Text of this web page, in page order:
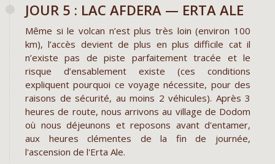
JOUR 5 : LAC AFDERA — ERTA ALE
Même si le volcan n’est plus très loin (environ 100
km), l’accès devient de plus en plus difficile cat il
n’existe pas de piste parfaitement tracée et le
risque d’ensablement existe (ces conditions
expliquent pourquoi ce voyage nécessite, pour des
raisons de sécurité, au moins 2 véhicules). Après 3
heures de route, nous arrivons au village de Dodom
où nous déjeunons et reposons avant d'entamer,
aux heures clémentes de la fin de journée,
l'ascension de l'Erta Ale.